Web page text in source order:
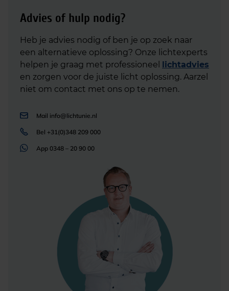
Advies of hulp nodig?
Heb je advies nodig of ben je op zoek naar
een alternatieve oplossing? Onze lichtexperts
helpen je graag met professioneel lichtadvies
en zorgen voor de juiste licht oplossing. Aarzel
niet om contact met ons op te nemen.
Mail info@lichtunie.nl
Bel +31(0)348 209 000
App 0348 – 20 90 00